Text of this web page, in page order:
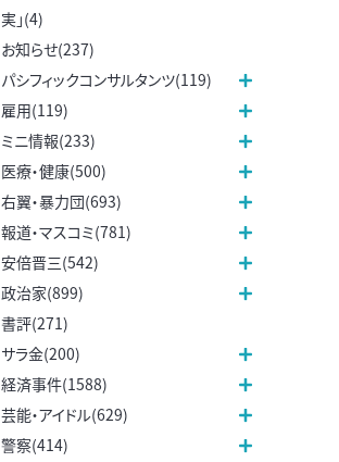
実」(4)
お知らせ(237)
パシフィックコンサルタンツ(119)
雇用(119)
ミニ情報(233)
医療・健康(500)
右翼・暴力団(693)
報道・マスコミ(781)
安倍晋三(542)
政治家(899)
書評(271)
サラ金(200)
経済事件(1588)
芸能・アイドル(629)
警察(414)